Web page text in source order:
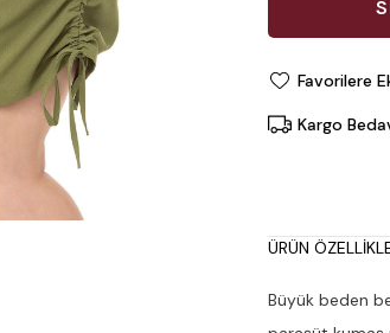
Favorilere
Kargo
ÜRÜN
Büyük beden